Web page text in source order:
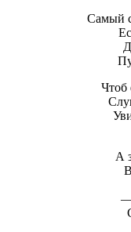
Самый
Чтоб
А
—